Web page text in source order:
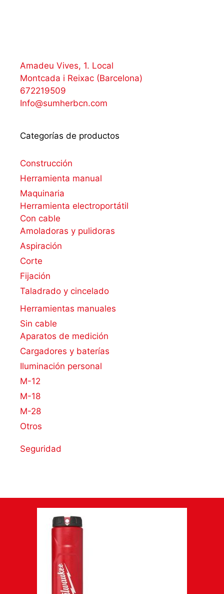
Amadeu Vives, 1. Local
Montcada i Reixac (Barcelona)
672219509
Info@sumherbcn.com
Categorías de productos
Construcción
Herramienta manual
Maquinaria
Herramienta electroportátil
Con cable
Amoladoras y pulidoras
Aspiración
Corte
Fijación
Taladrado y cincelado
Herramientas manuales
Sin cable
Aparatos de medición
Cargadores y baterías
Iluminación personal
M-12
M-18
M-28
Otros
Seguridad